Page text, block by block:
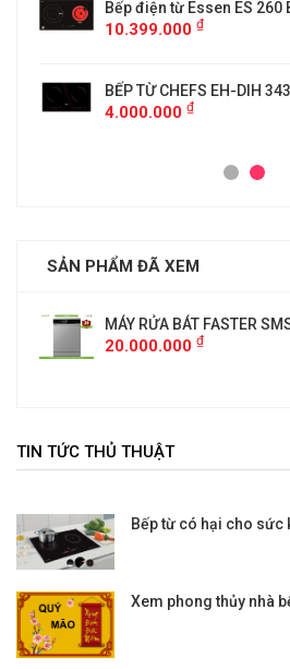
Bếp điện từ Essen ES 260
10.399.000 ₫
BẾP TỪ CHEFS EH-DIH 343
4.000.000 ₫
SẢN PHẨM ĐÃ XEM
MÁY RỬA BÁT FASTER
20.000.000 ₫
TIN TỨC THỦ THUẬT
Bếp từ có hại cho sức
Xem phong thủy nhà